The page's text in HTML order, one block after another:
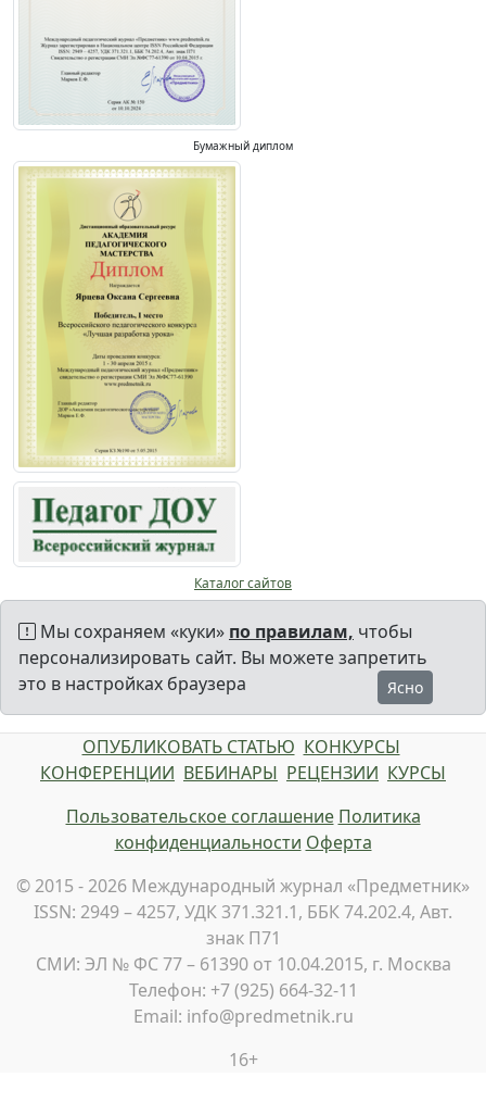
Бумажный диплом
Каталог сайтов
Мы сохраняем «куки» по правилам, чтобы
персонализировать сайт. Вы можете запретить
это в настройках браузера
Ясно
ОПУБЛИКОВАТЬ СТАТЬЮ КОНКУРСЫ
КОНФЕРЕНЦИИ ВЕБИНАРЫ РЕЦЕНЗИИ КУРСЫ
Пользовательское соглашение Политика
конфиденциальности Оферта
© 2015 - 2026 Международный журнал «Предметник»
ISSN: 2949 – 4257, УДК 371.321.1, ББК 74.202.4, Авт.
знак П71
СМИ: ЭЛ № ФС 77 – 61390 от 10.04.2015, г. Москва
Телефон: +7 (925) 664-32-11
Email: info@predmetnik.ru
16+